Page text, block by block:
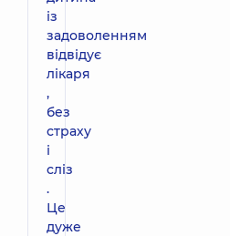
із
задоволенням
відвідує
лікаря
,
без
страху
і
сліз
.
Це
дуже